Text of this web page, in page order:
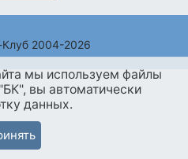
Клуб 2004-2026
мы используем файлы
вы автоматически
данных.